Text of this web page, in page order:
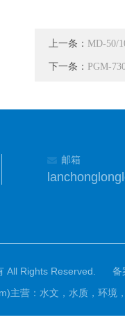
上一条： MD-50/
下一条： PGM-
邮箱
All Rights Reserved.
备
主营：水文，水质，环境